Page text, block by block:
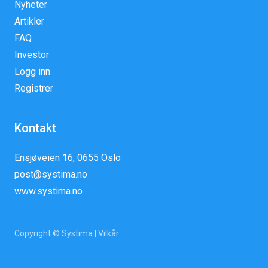
Nyheter
Artikler
FAQ
Investor
Logg inn
Registrer
Kontakt
Ensjøveien 16, 0655 Oslo
post@systima.no
www.systima.no
Copyright © Systima | Vilkår